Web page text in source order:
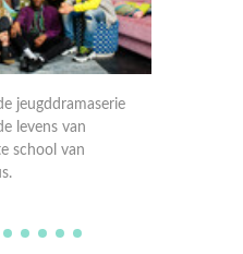
jeugddramaserie
levens van
school van